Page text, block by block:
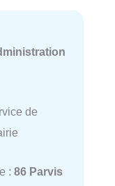
de
: 86 Parvis